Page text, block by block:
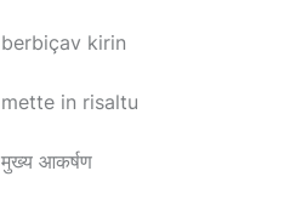
berbiçav kirin
mette in risaltu
मुख्य आकर्षण